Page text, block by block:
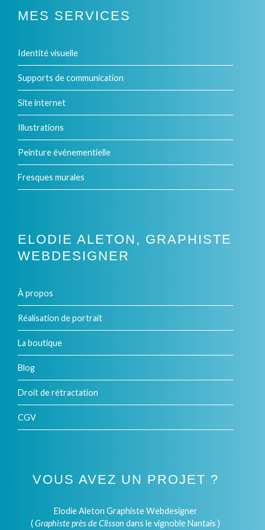
plusieurs
Les
options
peuvent
être
choisies
sur
la
produit
MES SERVICES
Identité visuelle
Supports de communication
Site internet
Illustrations
Peinture événementielle
Fresques murales
ELODIE ALETON, GRAPHISTE
WEBDESIGNER
À propos
Réalisation de portrait
La boutique
Blog
Droit de rétractation
CGV
VOUS AVEZ UN PROJET ?
Elodie Aleton Graphiste Webdesigner
(Graphiste près de Clisson dans le vignoble Nantais )